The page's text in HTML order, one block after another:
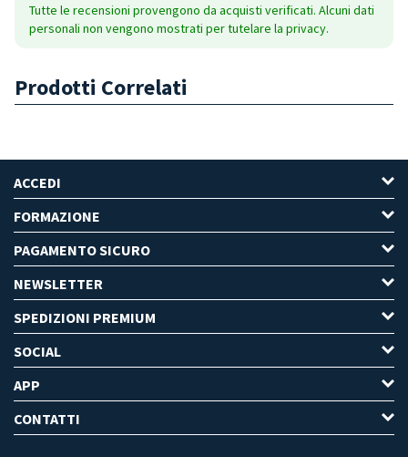
Tutte le recensioni provengono da acquisti verificati. Alcuni dati
personali non vengono mostrati per tutelare la privacy.
Prodotti Correlati
ACCEDI
FORMAZIONE
PAGAMENTO SICURO
NEWSLETTER
SPEDIZIONI PREMIUM
SOCIAL
APP
CONTATTI